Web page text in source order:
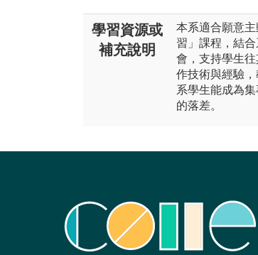
學習資源或
補充說明
本系適合願意
習」課程，結
會，支持學生
作技術與經驗
系學生能成為
的落差。